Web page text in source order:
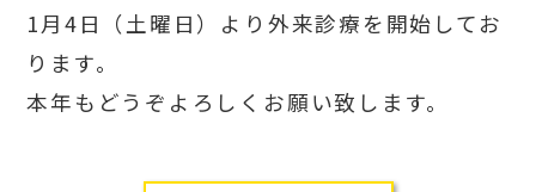
1月4日（土曜日）より外来診療を開始してお
ります。
本年もどうぞよろしくお願い致します。